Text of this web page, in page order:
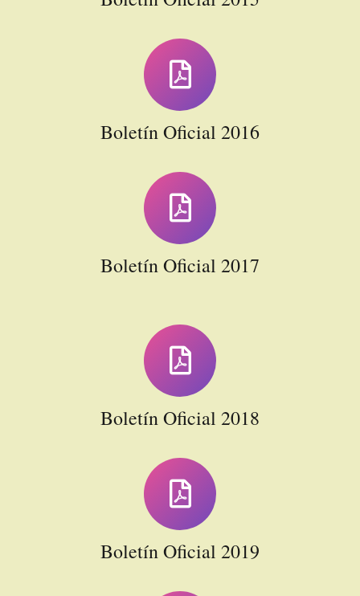
Boletín Oficial 2016
Boletín Oficial 2017
Boletín Oficial 2018
Boletín Oficial 2019